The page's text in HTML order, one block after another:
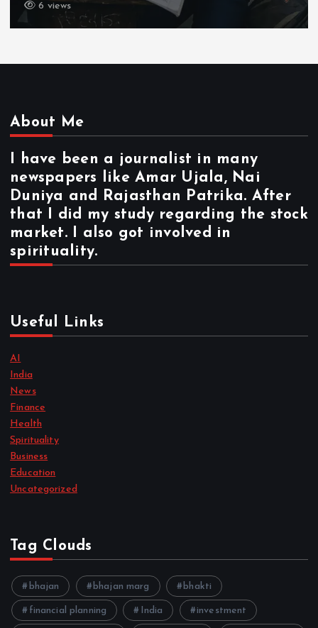
6 views
About Me
I have been a journalist in many
newspapers like Amar Ujala, Nai
Duniya and Rajasthan Patrika. After
that I did my study regarding the stock
market. I also got involved in
spirituality.
Useful Links
AI
India
News
Finance
Health
Spirituality
Business
Education
Uncategorized
Tag Clouds
bhajan bhajan marg bhakti
financial planning India investment